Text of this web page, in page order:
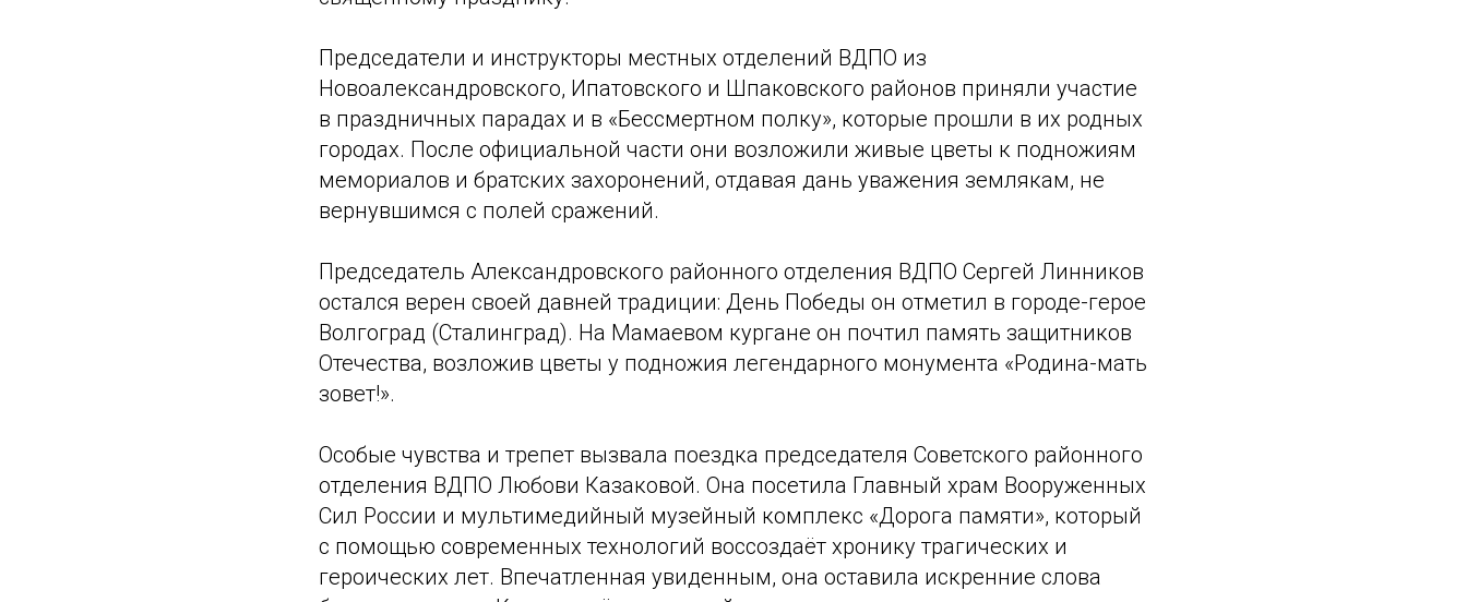
Председатели и инструкторы местных отделений ВДПО из
Новоалександровского, Ипатовского и Шпаковского районов приняли участие
в праздничных парадах и в «Бессмертном полку», которые прошли в их родных
городах. После официальной части они возложили живые цветы к подножиям
мемориалов и братских захоронений, отдавая дань уважения землякам, не
вернувшимся с полей сражений.
Председатель Александровского районного отделения ВДПО Сергей Линников
остался верен своей давней традиции: День Победы он отметил в городе-герое
Волгоград (Сталинград). На Мамаевом кургане он почтил память защитников
Отечества, возложив цветы у подножия легендарного монумента «Родина-мать
зовет!».
Особые чувства и трепет вызвала поездка председателя Советского районного
отделения ВДПО Любови Казаковой. Она посетила Главный храм Вооруженных
Сил России и мультимедийный музейный комплекс «Дорога памяти», который
с помощью современных технологий воссоздаёт хронику трагических и
героических лет. Впечатленная увиденным, она оставила искренние слова